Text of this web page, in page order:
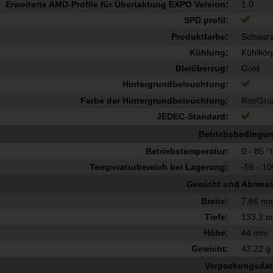
Erweiterte AMD-Profile für Übertaktung EXPO Version:
1.0
SPD profil:
Produktfarbe:
Schwarz
Kühlung:
Bleiüberzug:
Gold
Hintergrundbeleuchtung:
Farbe der Hintergrundbeleuchtung:
Rot/
JEDEC-Standard:
Betriebstemperatur:
0 - 85
Temperaturbereich bei Lagerung:
-55 -
Gewicht und
Breite:
7,66
Tiefe:
133,3
Höhe:
44 mm
Gewicht:
43,22 g